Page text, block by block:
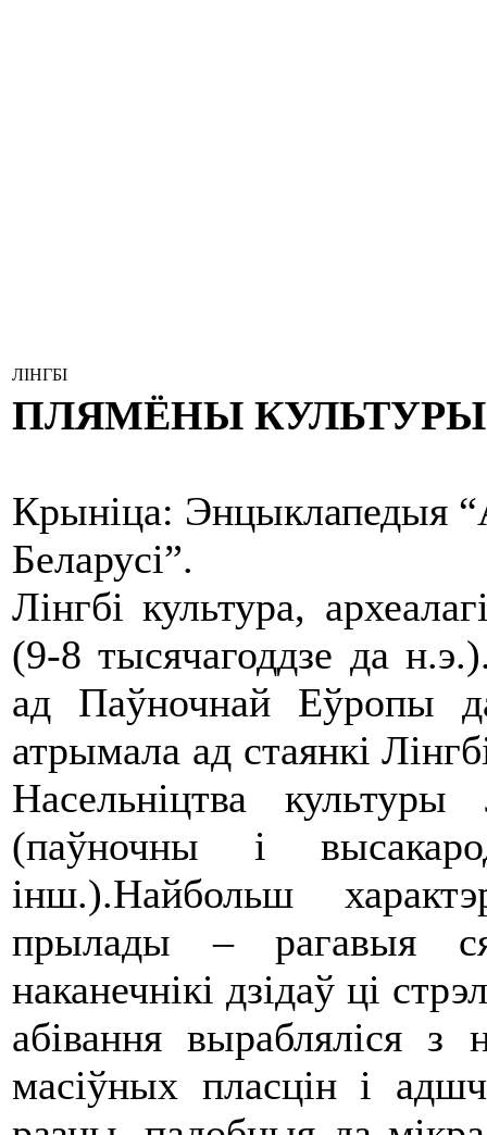
ЛІНГБІ
ПЛЯМЁНЫ КУЛЬТУРЫ
Крыніца: Энцыклапедыя
Беларусі”.
Лінгбі культура,
(9-8 тысячагоддзе да
ад Паўночнай Еўропы
атрымала ад стаянкі
Насельніцтва культуры
(паўночны і
інш.).Найбольш
прылады – рагавыя
наканечнікі дзідаў ці
абівання вырабляліся
масіўных пласцін і